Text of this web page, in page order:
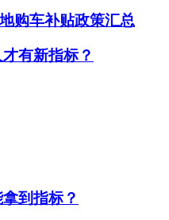
购车补贴政策汇总
有新指标？
到指标？